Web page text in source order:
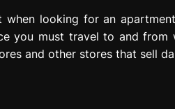
looking for an
you must travel to and
and other stores that sell